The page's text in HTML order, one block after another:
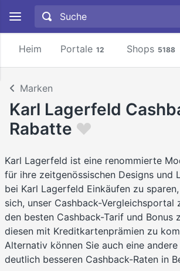
Heim Portale 12 Shops 5188
Marken
Karl Lagerfeld
Rabatte
Karl Lagerfeld ist eine renommierte
für ihre zeitgenössischen Designs und
bei Karl Lagerfeld Einkäufen zu
sich, unser Cashback-Vergleichsportal
den besten Cashback-Tarif und Bonus
diesen mit Kreditkartenprämien zu
Alternativ können Sie auch eine
deutlich besseren Cashback-Raten in